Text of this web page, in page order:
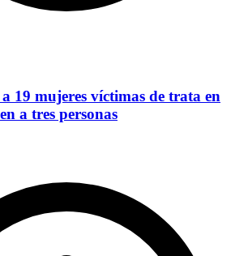
19 mujeres víctimas de trata en
a tres personas